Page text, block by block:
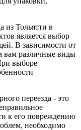
из Тольятти в
является выбор
В зависимости от
вам различные виды
выборе
переезда - это
к его повреждению
необходимо